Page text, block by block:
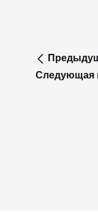
Следующая